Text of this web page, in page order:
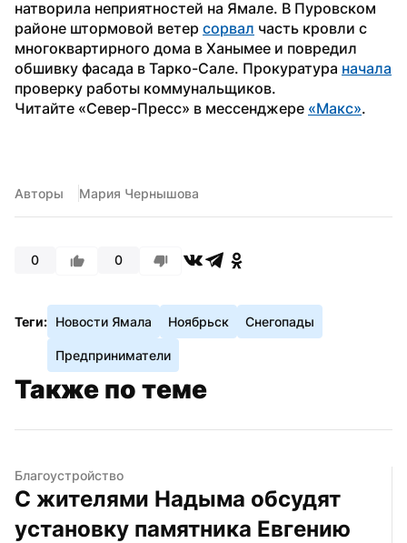
натворила неприятностей на Ямале. В Пуровском
районе штормовой ветер сорвал часть кровли с
многоквартирного дома в Ханымее и повредил
обшивку фасада в Тарко-Сале. Прокуратура начала
проверку работы коммунальщиков.
Читайте «Север-Пресс» в мессенджере «Макс».
Авторы Мария Чернышова
0 0
Теги: Новости Ямала Ноябрьск Снегопады
Предприниматели
Также по теме
Благоустройство
С жителями Надыма обсудят
установку памятника Евгению